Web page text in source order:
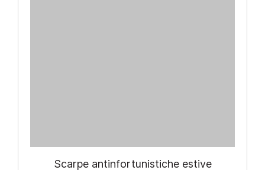
Scarpe antinfortunistiche estive